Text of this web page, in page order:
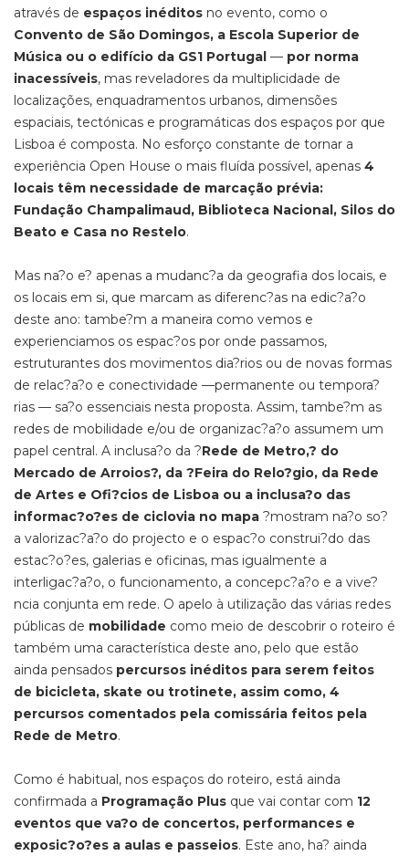
através de espaços inéditos no evento, como o
Convento de São Domingos, a Escola Superior de
Música ou o edifício da GS1 Portugal — por norma
inacessíveis, mas reveladores da multiplicidade de
localizações, enquadramentos urbanos, dimensões
espaciais, tectónicas e programáticas dos espaços por que
Lisboa é composta. No esforço constante de tornar a
experiência Open House o mais fluída possível, apenas 4
locais têm necessidade de marcação prévia:
Fundação Champalimaud, Biblioteca Nacional, Silos do
Beato e Casa no Restelo.
Mas na?o e? apenas a mudanc?a da geografia dos locais, e
os locais em si, que marcam as diferenc?as na edic?a?o
deste ano: tambe?m a maneira como vemos e
experienciamos os espac?os por onde passamos,
estruturantes dos movimentos dia?rios ou de novas formas
de relac?a?o e conectividade —permanente ou tempora?
rias — sa?o essenciais nesta proposta. Assim, tambe?m as
redes de mobilidade e/ou de organizac?a?o assumem um
papel central. A inclusa?o da ?Rede de Metro,? do
Mercado de Arroios?, da ?Feira do Relo?gio, da Rede
de Artes e Ofi?cios de Lisboa ou a inclusa?o das
informac?o?es de ciclovia no mapa ?mostram na?o so?
a valorizac?a?o do projecto e o espac?o construi?do das
estac?o?es, galerias e oficinas, mas igualmente a
interligac?a?o, o funcionamento, a concepc?a?o e a vive?
ncia conjunta em rede. O apelo à utilização das várias redes
públicas de mobilidade como meio de descobrir o roteiro é
também uma característica deste ano, pelo que estão
ainda pensados percursos inéditos para serem feitos
de bicicleta, skate ou trotinete, assim como, 4
percursos comentados pela comissária feitos pela
Rede de Metro.
Como é habitual, nos espaços do roteiro, está ainda
confirmada a Programação Plus que vai contar com 12
eventos que va?o de concertos, performances e
exposic?o?es a aulas e passeios. Este ano, ha? ainda